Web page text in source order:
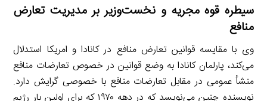
سیطره قوه مجریه و نخست‌وزیر بر مدیریت تعارض
منافع
وی با مقایسه قوانین تعارض منافع در کانادا و امریکا استدلال
می‌کند، پارلمان کانادا به وضع قوانین در خصوص تعارضات منافع
منشأ عمومی در مقابل تعارضات منافع با خصوصی گرایش دارد.
نویسنده چنین می‌نویسد که در دهه ۱۹۷۰ که برای اولین بار رژیم